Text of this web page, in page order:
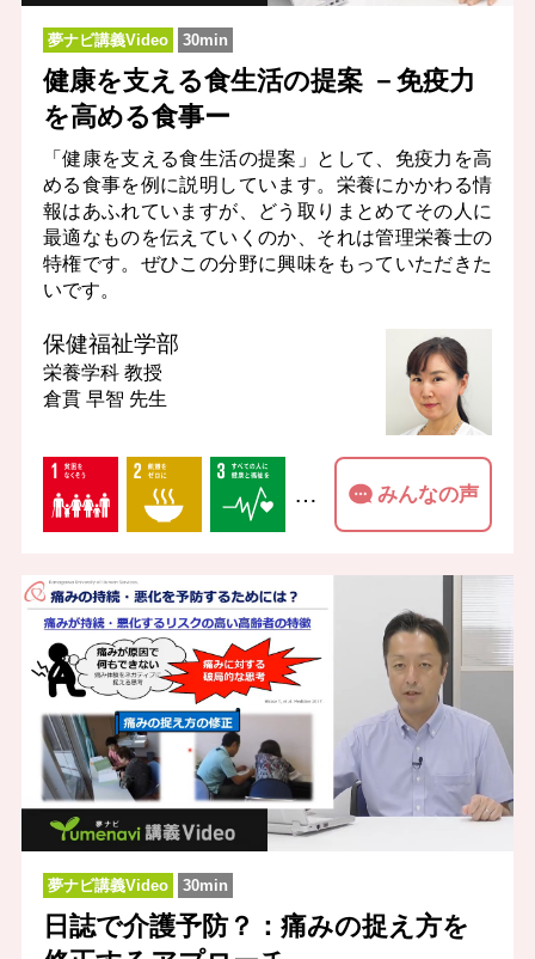
夢ナビ講義Video 30min
健康を支える食生活の提案 －免疫力
を高める食事ー
「健康を支える食生活の提案」として、免疫力を高
める食事を例に説明しています。栄養にかかわる情
報はあふれていますが、どう取りまとめてその人に
最適なものを伝えていくのか、それは管理栄養士の
特権です。ぜひこの分野に興味をもっていただきた
いです。
保健福祉学部
栄養学科 教授
倉貫 早智 先生
… みんなの声
夢ナビ講義Video 30min
日誌で介護予防？：痛みの捉え方を